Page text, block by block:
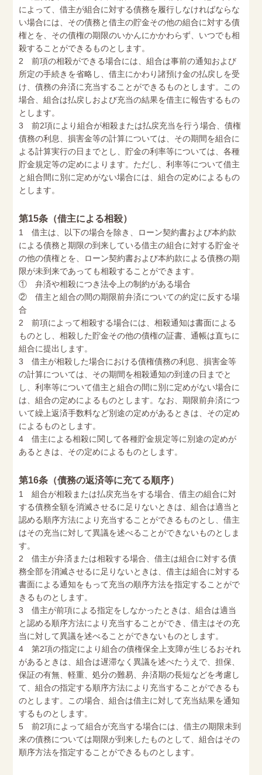
によって、借主が組合に対する債務を履行しなければならな
い場合には、その債務と借主の貯金その他の組合に対する債
権とを、その債権の期限のいかんにかかわらず、いつでも相
殺することができるものとします。
2 前項の相殺ができる場合には、組合は事前の通知および
所定の手続きを省略し、借主にかわり諸預け金の払戻しを受
け、債務の弁済に充当することができるものとします。この
場合、組合は払戻しおよび充当の結果を借主に報告するもの
とします。
3 前2項により組合が相殺または払戻充当を行う場合、債権
債務の利息、損害金等の計算については、その期間を組合に
よる計算実行の日までとし、貯金の利率等については、各種
貯金規定等の定めによります。ただし、利率等について借主
と組合間に別に定めがない場合には、組合の定めによるもの
とします。
第15条（借主による相殺）
1 借主は、以下の場合を除き、ローン契約書および本約款
による債務と期限の到来している借主の組合に対する貯金そ
の他の債権とを、ローン契約書および本約款による債務の期
限が未到来であっても相殺することができます。
① 弁済や相殺につき法令上の制約がある場合
② 借主と組合の間の期限前弁済についての約定に反する場
合
2 前項によって相殺する場合には、相殺通知は書面による
ものとし、相殺した貯金その他の債権の証書、通帳は直ちに
組合に提出します。
3 借主が相殺した場合における債権債務の利息、損害金等
の計算については、その期間を相殺通知の到達の日までと
し、利率等について借主と組合の間に別に定めがない場合に
は、組合の定めによるものとします。なお、期限前弁済につ
いて繰上返済手数料など別途の定めがあるときは、その定め
によるものとします。
4 借主による相殺に関して各種貯金規定等に別途の定めが
あるときは、その定めによるものとします。
第16条（債務の返済等に充てる順序）
1 組合が相殺または払戻充当をする場合、借主の組合に対
する債務全額を消滅させるに足りないときは、組合は適当と
認める順序方法により充当することができるものとし、借主
はその充当に対して異議を述べることができないものとしま
す。
2 借主が弁済または相殺する場合、借主は組合に対する債
務全部を消滅させるに足りないときは、借主は組合に対する
書面による通知をもって充当の順序方法を指定することがで
きるものとします。
3 借主が前項による指定をしなかったときは、組合は適当
と認める順序方法により充当することができ、借主はその充
当に対して異議を述べることができないものとします。
4 第2項の指定により組合の債権保全上支障が生じるおそれ
があるときは、組合は遅滞なく異議を述べたうえで、担保、
保証の有無、軽重、処分の難易、弁済期の長短などを考慮し
て、組合の指定する順序方法により充当することができるも
のとします。この場合、組合は借主に対して充当結果を通知
するものとします。
5 前2項によって組合が充当する場合には、借主の期限未到
来の債務については期限が到来したものとして、組合はその
順序方法を指定することができるものとします。